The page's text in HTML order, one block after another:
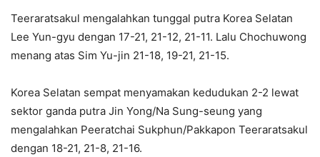
Teeraratsakul mengalahkan tunggal putra Korea Selatan
Lee Yun-gyu dengan 17-21, 21-12, 21-11. Lalu Chochuwong
menang atas Sim Yu-jin 21-18, 19-21, 21-15.
Korea Selatan sempat menyamakan kedudukan 2-2 lewat
sektor ganda putra Jin Yong/Na Sung-seung yang
mengalahkan Peeratchai Sukphun/Pakkapon Teeraratsakul
dengan 18-21, 21-8, 21-16.